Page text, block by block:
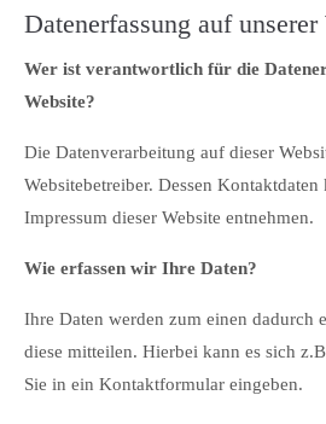
Cybersteel Inc.
San Francisco, CA 94102
Have any questions?
+44 1234 567 890
info@yourdomain.com
About us
Datenerfassung auf unserer
Wer ist verantwortlich für die
Website?
Die Datenverarbeitung auf dieser
Websitebetreiber. Dessen Kontaktdaten
Impressum dieser Website entnehmen.
Wie erfassen wir Ihre Daten?
Ihre Daten werden zum einen dadurch
diese mitteilen. Hierbei kann es sich
Sie in ein Kontaktformular eingeben.